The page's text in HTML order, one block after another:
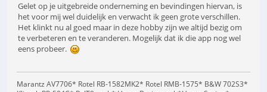
Gelet op je uitgebreide onderneming en bevindingen hiervan, is
het voor mij wel duidelijk en verwacht ik geen grote verschillen.
Het klinkt nu al goed maar in deze hobby zijn we altijd bezig om
te verbeteren en te veranderen. Mogelijk dat ik die app nog wel
eens probeer.
Marantz AV7706* Rotel RB-1582MK2* Rotel RMB-1575* B&W 702S3*